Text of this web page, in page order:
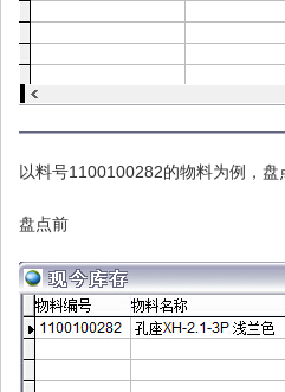
以料号1100100282的物料为例，
盘点前